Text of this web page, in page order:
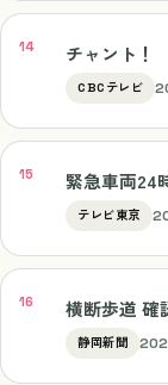
チャント！
CBCテレビ
緊急車両24
テレビ東京
横断歩道 確
静岡新聞